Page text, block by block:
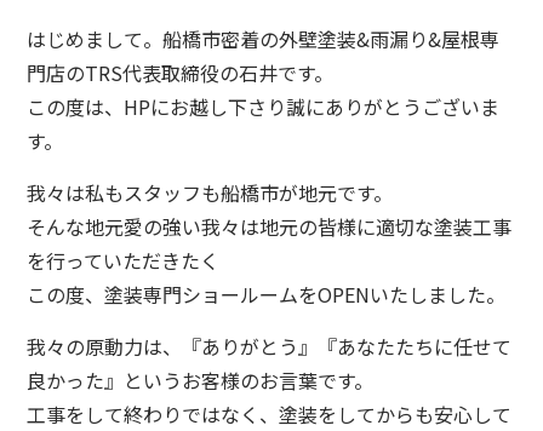
はじめまして。船橋市密着の外壁塗装&雨漏り&屋根専
門店のTRS代表取締役の石井です。
この度は、HPにお越し下さり誠にありがとうございま
す。
我々は私もスタッフも船橋市が地元です。
そんな地元愛の強い我々は地元の皆様に適切な塗装工事
を行っていただきたく
この度、塗装専門ショールームをOPENいたしました。
我々の原動力は、『ありがとう』『あなたたちに任せて
良かった』というお客様のお言葉です。
工事をして終わりではなく、塗装をしてからも安心して